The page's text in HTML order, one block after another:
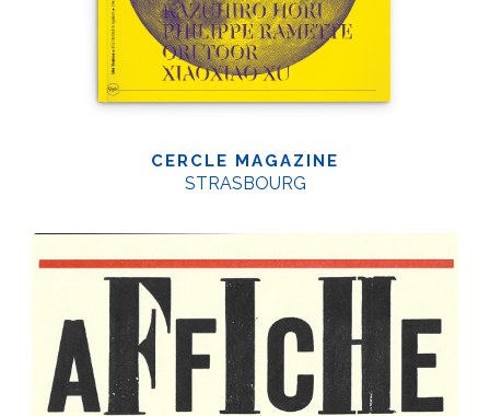
CERCLE MAGAZINE
STRASBOURG